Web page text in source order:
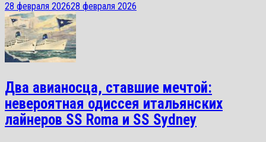
28 февраля 202628 февраля 2026
Два авианосца, ставшие мечтой:
невероятная одиссея итальянских
лайнеров SS Roma и SS Sydney